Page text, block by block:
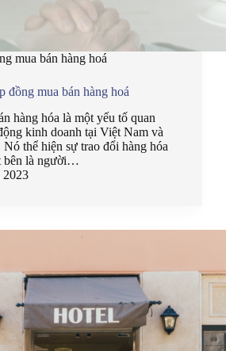
mua bán hàng hoá
đồng mua bán hàng hoá
hàng hóa là một yếu tố quan
kinh doanh tại Việt Nam và
thể hiện sự trao đổi hàng hóa
bên là người…
2023